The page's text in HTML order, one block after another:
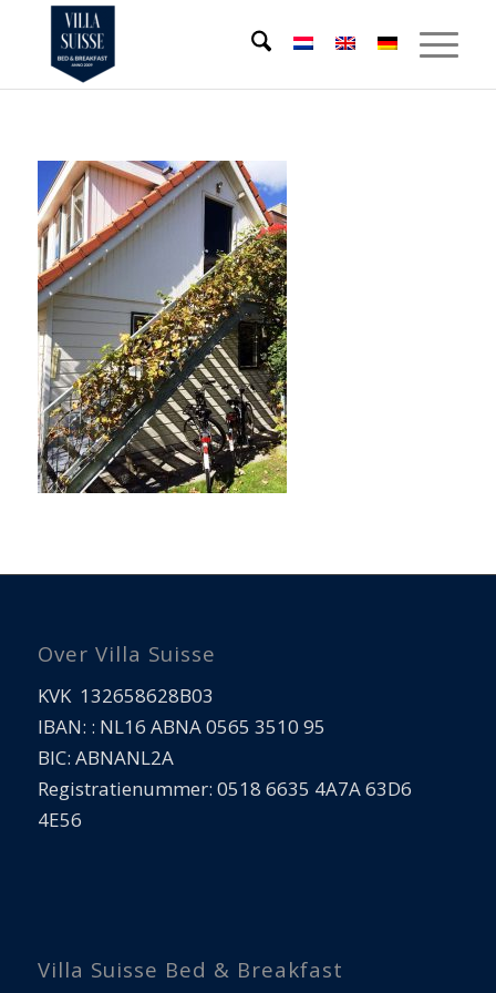
Over Villa Suisse
KVK 132658628B03
IBAN: : NL16 ABNA 0565 3510 95
BIC: ABNANL2A
Registratienummer: 0518 6635 4A7A 63D6
4E56
Villa Suisse Bed & Breakfast